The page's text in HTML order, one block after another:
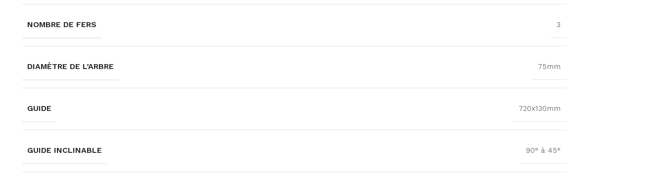
NOMBRE DE FERS 3
DIAMÈTRE DE L’ARBRE 75mm
GUIDE 720x130mm
GUIDE INCLINABLE 90° à 45°